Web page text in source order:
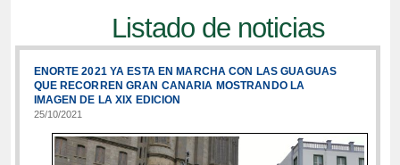
Listado de noticias
ENORTE 2021 YA ESTA EN MARCHA CON LAS GUAGUAS
QUE RECORREN GRAN CANARIA MOSTRANDO LA
IMAGEN DE LA XIX EDICION
25/10/2021